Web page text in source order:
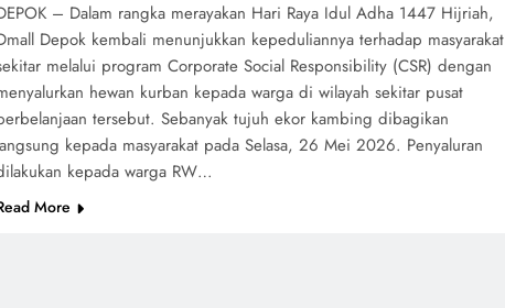
– Dalam rangka merayakan Hari Raya Idul Adha 1447 Hijriah,
Depok kembali menunjukkan kepeduliannya terhadap masyarakat
melalui program Corporate Social Responsibility (CSR) dengan
hewan kurban kepada warga di wilayah sekitar pusat
tersebut. Sebanyak tujuh ekor kambing dibagikan
kepada masyarakat pada Selasa, 26 Mei 2026. Penyaluran
kepada warga RW…
More